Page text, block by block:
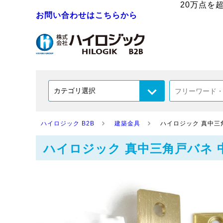
20万点を
お問い合わせはこちらから
ハイロジック B2B 建築金具 ハイロジック 真中
ハイロジック 真中三角戸バネ